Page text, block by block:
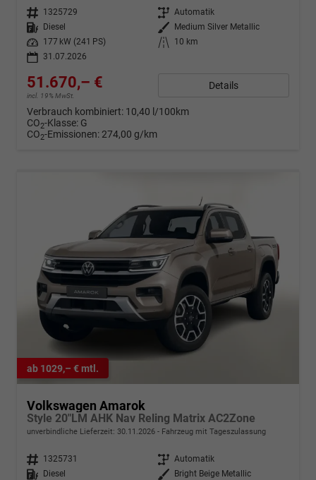
Fahrzeugnr. 1325729 Getriebe Automatik
Kraftstoff
Diesel Außenfarbe
Medium Silver Metallic
Leistung
177 kW (241 PS) Kilometerstand
10 km
31.07.2026
51.670,– €
incl. 19% MwSt.
Details
Verbrauch kombiniert: 10,40 l/100km
CO2-Klasse: G
CO2-Emissionen: 274,00 g/km
ab 1029,– € mtl.
Volkswagen Amarok
Style 20"LM AHK Nav Reling Matrix AC2Zone
unverbindliche Lieferzeit: 30.11.2026 Fahrzeug mit Tageszulassung
Fahrzeugnr. 1325731 Getriebe Automatik
Kraftstoff
Diesel Außenfarbe
Bright Beige Metallic